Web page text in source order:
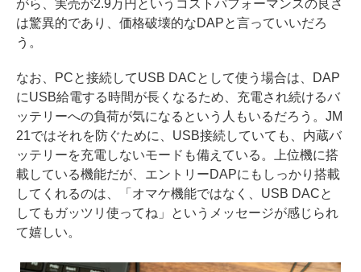
がら、実売が2.9万円というコストパフォーマンスの良さ
は驚異的であり、価格破壊的なDAPと言っていいだろ
う。
なお、PCと接続してUSB DACとして使う場合は、DAP
にUSB給電する時間が長くなるため、充電され続けるバ
ッテリーへの負荷が気になるという人もいるだろう。JM
21ではそれを防ぐために、USB接続していても、内蔵バ
ッテリーを充電しないモードも備えている。上位機に搭
載している機能だが、エントリーDAPにもしっかり搭載
してくれるのは、「オマケ機能ではなく、USB DACと
してもガッツリ使ってね」というメッセージが感じられ
て嬉しい。